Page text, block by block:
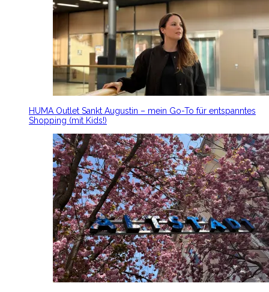
HUMA Outlet Sankt Augustin – mein Go-To für entspanntes
Shopping (mit Kids!)